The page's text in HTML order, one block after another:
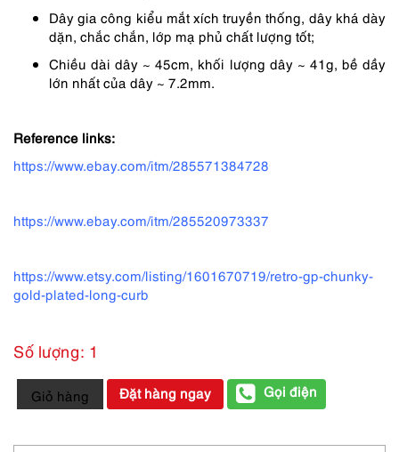
Dây gia công kiểu mắt xích truyền thống, dây khá dày
dặn, chắc chắn, lớp mạ phủ chất lượng tốt;
Chiều dài dây ~ 45cm, khối lượng dây ~ 41g, bề dầy
lớn nhất của dây ~ 7.2mm.
Reference links:
https://www.ebay.com/itm/285571384728
https://www.ebay.com/itm/285520973337
https://www.etsy.com/listing/1601670719/retro-gp-chunky-
gold-plated-long-curb
Số lượng: 1
2309-
Dây
nam/nữ-
Giỏ hàng Đặt hàng ngay Gọi điện